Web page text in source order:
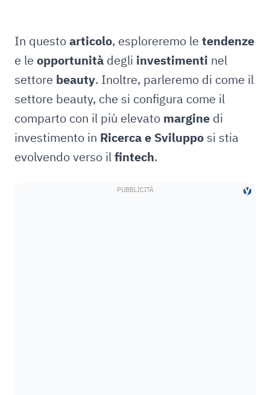
In questoarticolo, esploreremo le tendenze
e le opportunità degli investimenti nel
settore beauty. Inoltre, parleremo di come il
settore beauty, che si configura come il
comparto con il più elevato margine di
investimento in Ricerca e Sviluppo si stia
evolvendo verso ilfintech.